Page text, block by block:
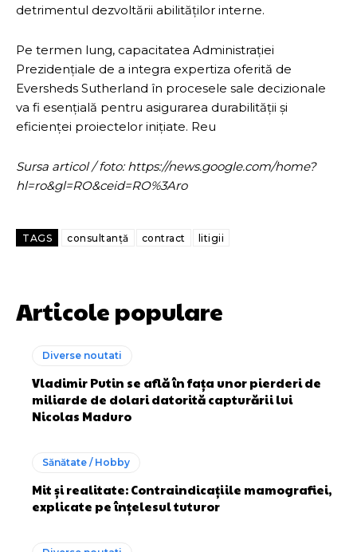
detrimentul dezvoltării abilităților interne.
Pe termen lung, capacitatea Administrației
Prezidențiale de a integra expertiza oferită de
Eversheds Sutherland în procesele sale decizionale
va fi esențială pentru asigurarea durabilității și
eficienței proiectelor inițiate. Reu
Sursa articol / foto: https://news.google.com/home?
hl=ro&gl=RO&ceid=RO%3Aro
TAGS consultanță contract litigii
Articole populare
Diverse noutati
Vladimir Putin se află în fața unor pierderi de
miliarde de dolari datorită capturării lui
Nicolas Maduro
Sănătate / Hobby
Mit și realitate: Contraindicațiile mamografiei,
explicate pe înțelesul tuturor